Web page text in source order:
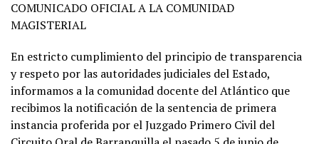
COMUNICADO OFICIAL A LA COMUNIDAD
MAGISTERIAL
En estricto cumplimiento del principio de transparencia
y respeto por las autoridades judiciales del Estado,
informamos a la comunidad docente del Atlántico que
recibimos la notificación de la sentencia de primera
instancia proferida por el Juzgado Primero Civil del